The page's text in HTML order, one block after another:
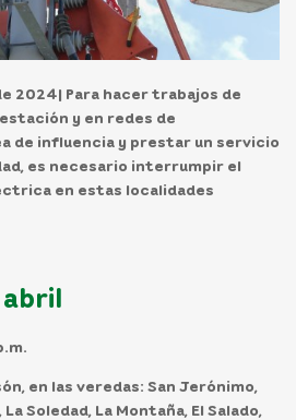
2024| Para hacer trabajos de
y en redes de
de influencia y prestar un servicio
es necesario interrumpir el
en estas localidades
en las veredas: San Jerónimo,
Soledad, La Montaña, El Salado,